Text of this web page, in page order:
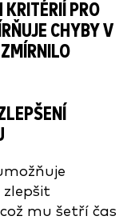
KRITÉRIÍ PRO
CHYBY V
mu šetří čas